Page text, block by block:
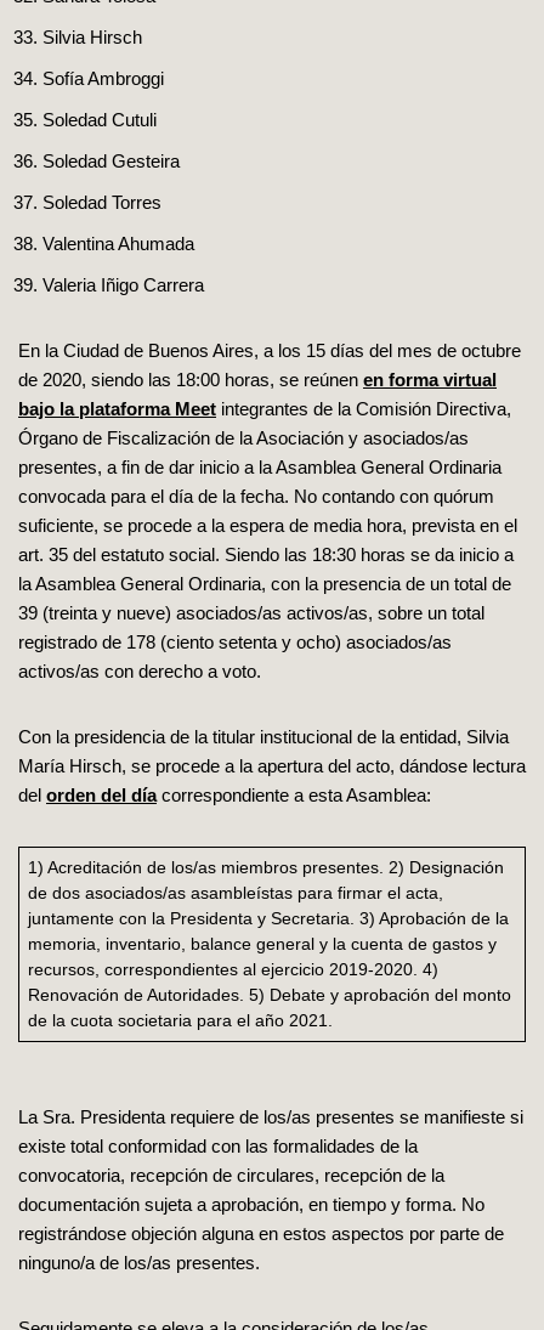
Silvia Hirsch
Sofía Ambroggi
Soledad Cutuli
Soledad Gesteira
Soledad Torres
Valentina Ahumada
Valeria Iñigo Carrera
En la Ciudad de Buenos Aires, a los 15 días del mes de octubre
de 2020, siendo las 18:00 horas, se reúnen en forma virtual
bajo la plataforma Meet integrantes de la Comisión Directiva,
Órgano de Fiscalización de la Asociación y asociados/as
presentes, a fin de dar inicio a la Asamblea General Ordinaria
convocada para el día de la fecha. No contando con quórum
suficiente, se procede a la espera de media hora, prevista en el
art. 35 del estatuto social. Siendo las 18:30 horas se da inicio a
la Asamblea General Ordinaria, con la presencia de un total de
39 (treinta y nueve) asociados/as activos/as, sobre un total
registrado de 178 (ciento setenta y ocho) asociados/as
activos/as con derecho a voto.
Con la presidencia de la titular institucional de la entidad, Silvia
María Hirsch, se procede a la apertura del acto, dándose lectura
del orden del díacorrespondiente a esta Asamblea:
1) Acreditación de los/as miembros presentes. 2) Designación
de dos asociados/as asambleístas para firmar el acta,
juntamente con la Presidenta y Secretaria. 3) Aprobación de la
memoria, inventario, balance general y la cuenta de gastos y
recursos, correspondientes al ejercicio 2019-2020. 4)
Renovación de Autoridades. 5) Debate y aprobación del monto
de la cuota societaria para el año 2021.
La Sra. Presidenta requiere de los/as presentes se manifieste si
existe total conformidad con las formalidades de la
convocatoria, recepción de circulares, recepción de la
documentación sujeta a aprobación, en tiempo y forma. No
registrándose objeción alguna en estos aspectos por parte de
ninguno/a de los/as presentes.